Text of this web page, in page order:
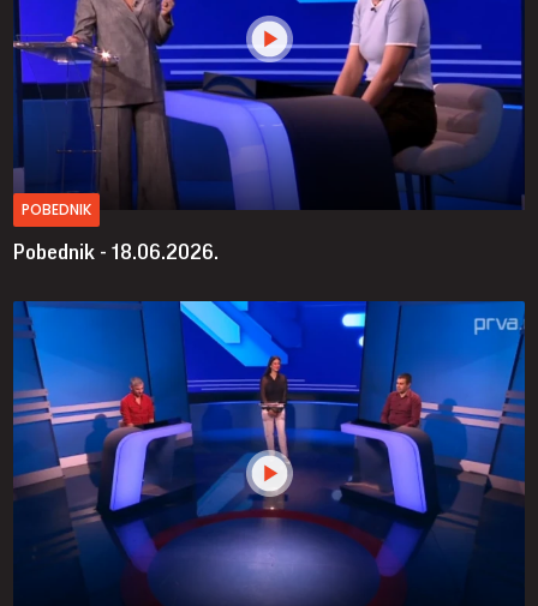
POBEDNIK
Pobednik - 18.06.2026.